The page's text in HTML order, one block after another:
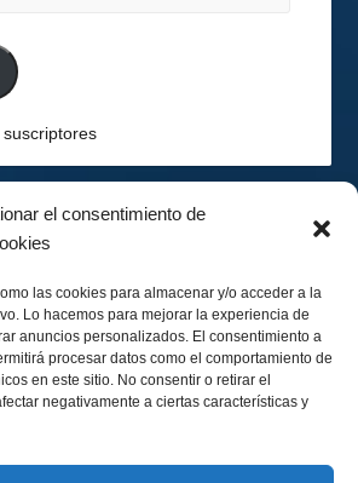
el consentimiento de
las cookies para almacenar y/o acceder a la
Lo hacemos para mejorar la experiencia de
anuncios personalizados. El consentimiento a
procesar datos como el comportamiento de
en este sitio. No consentir o retirar el
negativamente a ciertas características y
Sur
Calendario Lunar